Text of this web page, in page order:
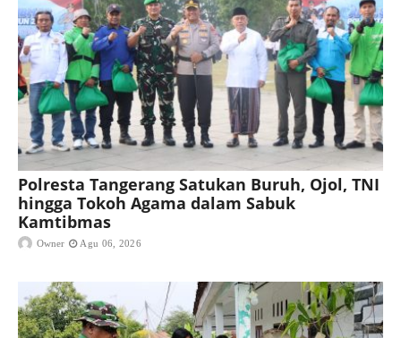
Polresta Tangerang Satukan Buruh, Ojol, TNI
hingga Tokoh Agama dalam Sabuk
Kamtibmas
Owner Agu 06, 2026